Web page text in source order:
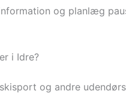
og planlæg
i Idre?
og andre